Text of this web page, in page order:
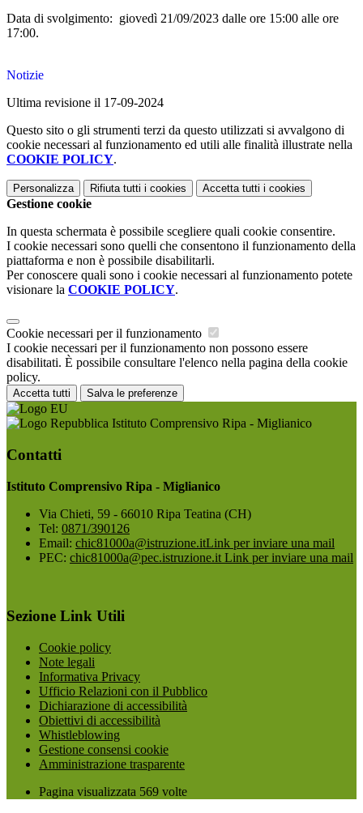
Data di svolgimento: giovedì 21/09/2023 dalle ore 15:00 alle ore
17:00.
Notizie
Ultima revisione il 17-09-2024
Questo sito o gli strumenti terzi da questo utilizzati si avvalgono di
cookie necessari al funzionamento ed utili alle finalità illustrate nella
COOKIE POLICY.
Personalizza Rifiuta tutti i cookies Accetta tutti i cookies
Gestione cookie
In questa schermata è possibile scegliere quali cookie consentire.
I cookie necessari sono quelli che consentono il funzionamento della
piattaforma e non è possibile disabilitarli.
Per conoscere quali sono i cookie necessari al funzionamento potete
visionare la COOKIE POLICY.
Cookie necessari per il funzionamento
I cookie necessari per il funzionamento non possono essere
disabilitati. È possibile consultare l'elenco nella pagina della cookie
policy.
Accetta tutti Salva le preferenze
Istituto Comprensivo Ripa - Miglianico
Contatti
Istituto Comprensivo Ripa - Miglianico
Via Chieti, 59 - 66010 Ripa Teatina (CH)
Tel: 0871/390126
Email: chic81000a@istruzione.itLink per inviare una mail
PEC: chic81000a@pec.istruzione.it Link per inviare una mail
Sezione Link Utili
Cookie policy
Note legali
Informativa Privacy
Ufficio Relazioni con il Pubblico
Dichiarazione di accessibilità
Obiettivi di accessibilità
Whistleblowing
Gestione consensi cookie
Amministrazione trasparente
Pagina visualizzata 569 volte